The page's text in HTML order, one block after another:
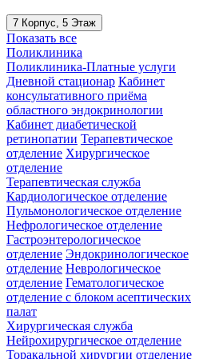
7 Корпус, 5 Этаж
Показать все
Поликлиника
Поликлиника-Платные услуги
Дневной стационар Кабинет
консультативного приёма
областного эндокринологии
Кабинет диабетической
ретинопатии Терапевтическое
отделение Хирургическое
отделение
Терапевтическая служба
Кардиологическое отделение
Пульмонологическое отделение
Нефрологическое отделение
Гастроэнтерологическое
отделение Эндокринологическое
отделение Неврологическое
отделение Гематологическое
отделение c блоком асептических
палат
Хирургическая служба
Нейрохирургическое отделение
Торакальной хирургии отделение